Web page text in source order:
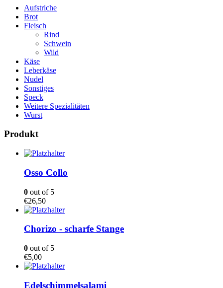
Aufstriche
Brot
Fleisch
Rind
Schwein
Wild
Käse
Leberkäse
Nudel
Sonstiges
Speck
Weitere Spezialitäten
Wurst
Produkt
Osso Collo
0 out of 5
€26,50
Chorizo - scharfe Stange
0 out of 5
€5,00
Edelschimmelsalami